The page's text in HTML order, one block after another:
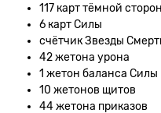
117 карт тёмной
6 карт Силы
счётчик Звезды
42 жетона урона
1 жетон баланса Силы
10 жетонов щитов
44 жетона приказов